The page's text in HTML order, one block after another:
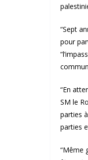
“Sept
pour
“En
SM le
parties
parties
“Même